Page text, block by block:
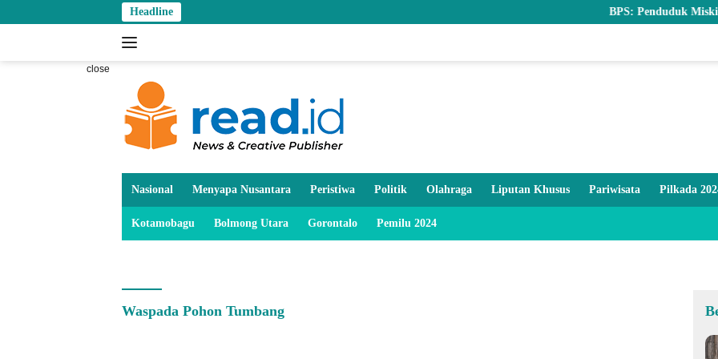
to
Headline BPS: Penduduk Miskin
close
Nasional Menyapa Nusantara Peristiwa Politik Olahraga Liputan Khusus Pariwisata Pilkada
Kotamobagu Bolmong Utara Gorontalo Pemilu 2024
Waspada Pohon Tumbang